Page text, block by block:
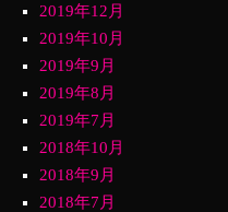
2019年12月
2019年10月
2019年9月
2019年8月
2019年7月
2018年10月
2018年9月
2018年7月